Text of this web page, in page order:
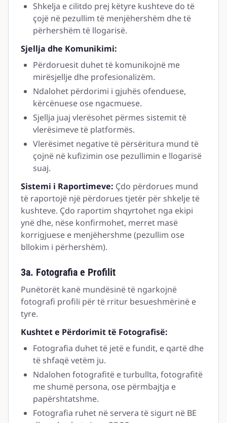
Shkelja e cilitdo prej këtyre kushteve do të
çojë në pezullim të menjëhershëm dhe të
përhershëm të llogarisë.
Sjellja dhe Komunikimi:
Përdoruesit duhet të komunikojnë me
mirësjellje dhe profesionalizëm.
Ndalohet përdorimi i gjuhës ofenduese,
kërcënuese ose ngacmuese.
Sjellja juaj vlerësohet përmes sistemit të
vlerësimeve të platformës.
Vlerësimet negative të përsëritura mund të
çojnë në kufizimin ose pezullimin e llogarisë
suaj.
Sistemi i Raportimeve: Çdo përdorues mund
të raportojë një përdorues tjetër për shkelje të
kushteve. Çdo raportim shqyrtohet nga ekipi
ynë dhe, nëse konfirmohet, merret masë
korrigjuese e menjëhershme (pezullim ose
bllokim i përhershëm).
3a. Fotografia e Profilit
Punëtorët kanë mundësinë të ngarkojnë
fotografi profili për të rritur besueshmërinë e
tyre.
Kushtet e Përdorimit të Fotografisë:
Fotografia duhet të jetë e fundit, e qartë dhe
të shfaqë vetëm ju.
Ndalohen fotografitë e turbullta, fotografitë
me shumë persona, ose përmbajtja e
papërshtatshme.
Fotografia ruhet në servera të sigurt në BE